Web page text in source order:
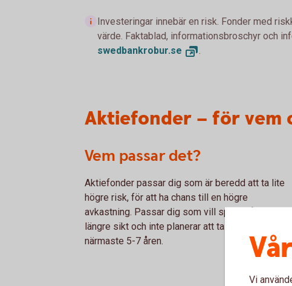
Investeringar innebär en risk. Fonder med
värde. Faktablad, informationsbroschyr och
swedbankrobur.se .
Aktiefonder – för vem
Vem passar det?
Aktiefonder passar dig som är beredd att ta lite
högre risk, för att ha chans till en högre
avkastning. Passar dig som vill spara på lite
längre sikt och inte planerar att ta ut pengarna de
närmaste 5-7 åren.
Vi